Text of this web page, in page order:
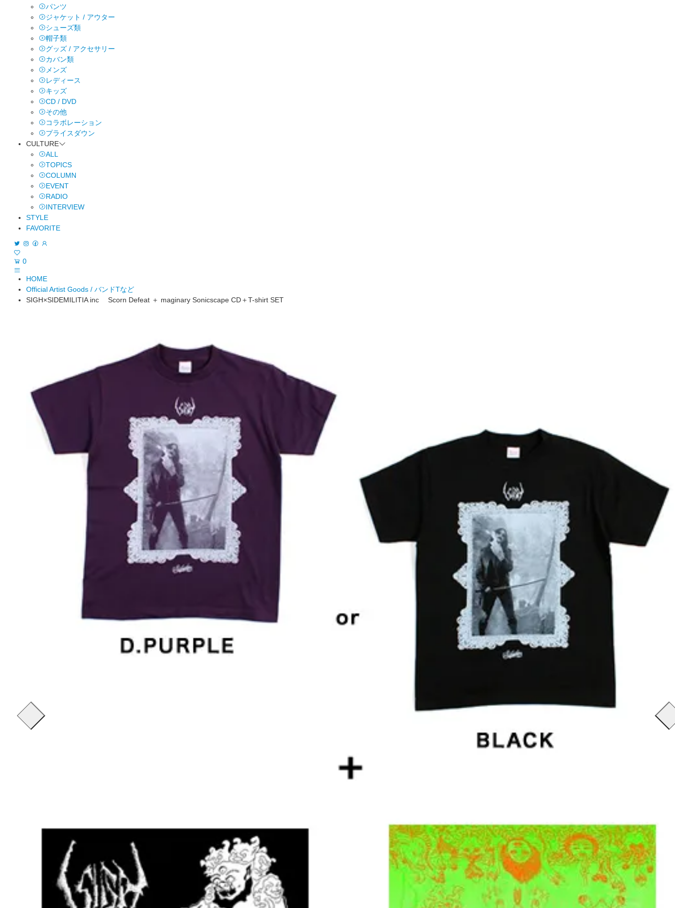
パンツ
ジャケット / アウター
シューズ類
帽子類
グッズ / アクセサリー
カバン類
メンズ
レディース
キッズ
CD / DVD
その他
コラボレーション
プライスダウン
CULTURE
ALL
TOPICS
COLUMN
EVENT
RADIO
INTERVIEW
STYLE
FAVORITE
0
HOME
Official Artist Goods / バンドTなど
SIGH×SIDEMILITIA inc Scorn Defeat ＋ maginary Sonicscape CD＋T-shirt SET